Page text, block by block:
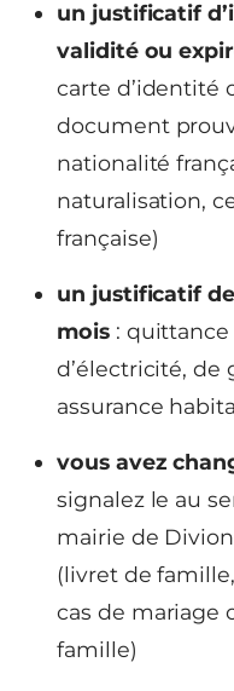
un justificatif
validité ou
carte d’identité
document
nationalité
naturalisation,
française)
un justificatif
mois : quittance
d’électricité, de
assurance
vous avez
signalez le au
mairie de
(livret de
cas de mariage
famille)